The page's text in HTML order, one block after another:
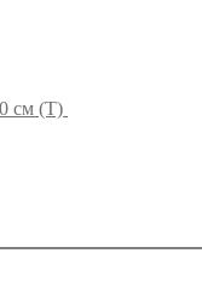
см (Т)